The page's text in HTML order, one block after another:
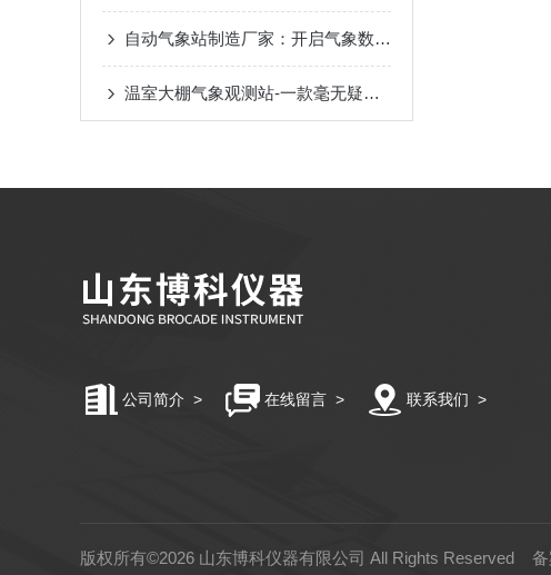
自动气象站制造厂家：开启气象数据智能化采集新时代
温室大棚气象观测站-一款毫无疑问的农业气象监测设备
公司简介 > 在线留言 > 联系我们 >
版权所有©2026 山东博科仪器有限公司 All Rights Reserved